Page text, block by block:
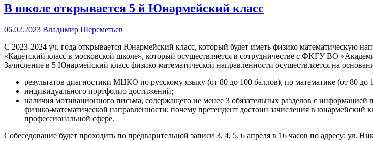
В школе открывается 5 й Юнармейский класс
06.02.2023 Владимир Шереметьев
С 2023-2024 уч. года открывается Юнармейский класс, который будет иметь физико математическую
«Кадетский класс в московской школе», который осуществляется в сотрудничестве с ФKГУ ВО
Зачисление в 5 Юнармейский класс физико-математической направленности осуществляется на
результатов диагностики МЦКО по русскому языку (от 80 до 100 баллов), по математике (от 80 до
индивидуального портфолио достижений;
наличия мотивационного письма, содержащего не менее 3 обязательных разделов с
физико-математической направленности; почему претендент достоин зачисления в юнармейский
профессиональной сфере.
Собеседование будет проходить по предварительной записи 3, 4, 5, 6 апреля в 16 часов по адресу: ул.